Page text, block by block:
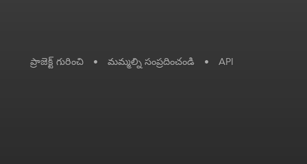
ప్రాజెక్ట్ గురించి • మమ్మల్ని సంప్రదించండి • API